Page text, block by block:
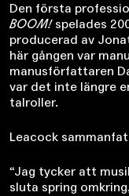
Den första
BOOM! spelades
producerad av
här gången var
manusförfattaren
var det inte längre
talroller.
Leacock
“Jag tycker att
sluta spring